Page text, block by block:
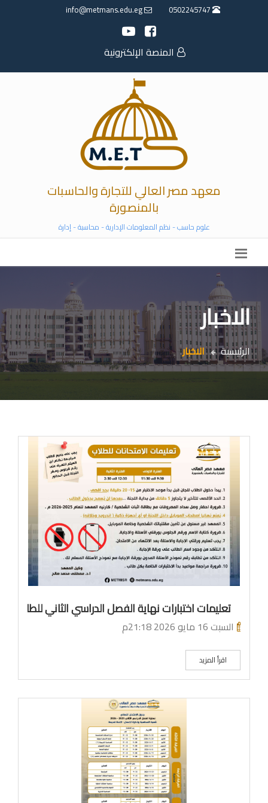
المنصة الإلكترونية
معهد مصر العالي للتجارة والحاسبات
بالمنصورة
علوم حاسب - نظم المعلومات الإدارية - محاسبة - إدارة
الاخبار
الرئيسية الاخبار
تعليمات اختبارات نهاية الفصل الدراسي الثاني للطلاب
السبت 16 مايو 2026 21:18م
اقرأ المزيد